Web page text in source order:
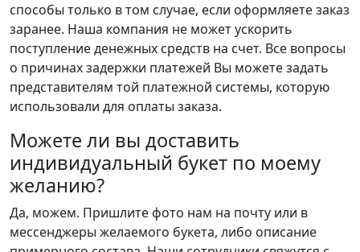
способы только в том случае, если оформляете заказ
заранее. Наша компания не может ускорить
поступление денежных средств на счет. Все вопросы
о причинах задержки платежей Вы можете задать
представителям той платежной системы, которую
использовали для оплаты заказа.
Можете ли вы доставить
индивидуальный букет по моему
желанию?
Да, можем. Пришлите фото нам на почту или в
мессенджеры желаемого букета, либо описание